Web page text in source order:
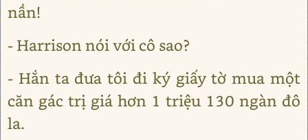
nần!
- Harrison nói với cô sao?
- Hắn ta đưa tôi đi ký giấy tờ mua một
căn gác trị giá hơn 1 triệu 130 ngàn đô
la.